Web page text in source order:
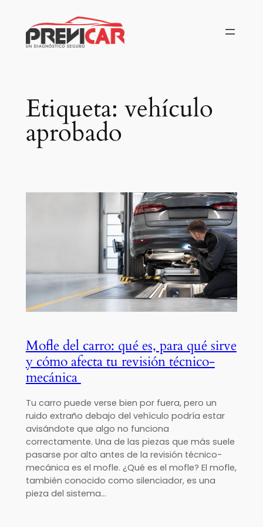
contenido
Etiqueta: vehículo
aprobado
Mofle del carro: qué es, para qué sirve
y cómo afecta tu revisión técnico-
mecánica
Tu carro puede verse bien por fuera, pero un
ruido extraño debajo del vehículo podría estar
avisándote que algo no funciona
correctamente. Una de las piezas que más suele
pasarse por alto antes de la revisión técnico-
mecánica es el mofle. ¿Qué es el mofle? El mofle,
también conocido como silenciador, es una
pieza del sistema…